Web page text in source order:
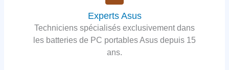
Experts Asus
Techniciens spécialisés exclusivement dans
les batteries de PC portables Asus depuis 15
ans.